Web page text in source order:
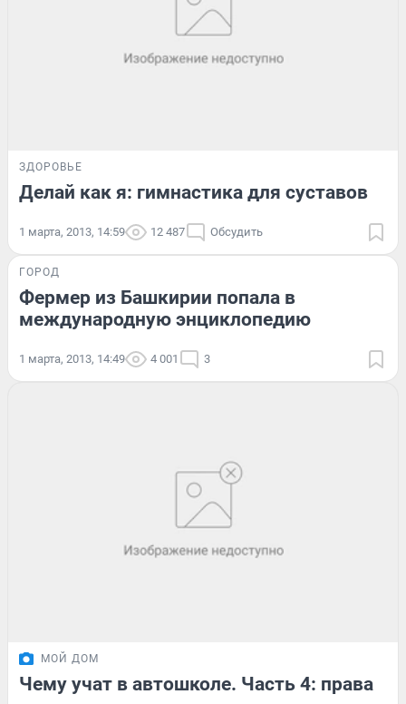
ЗДОРОВЬЕ
Делай как я: гимнастика для суставов
1 марта, 2013, 14:59 12 487 Обсудить
ГОРОД
Фермер из Башкирии попала в
международную энциклопедию
1 марта, 2013, 14:49 4 001 3
МОЙ ДОМ
Чему учат в автошколе. Часть 4: права